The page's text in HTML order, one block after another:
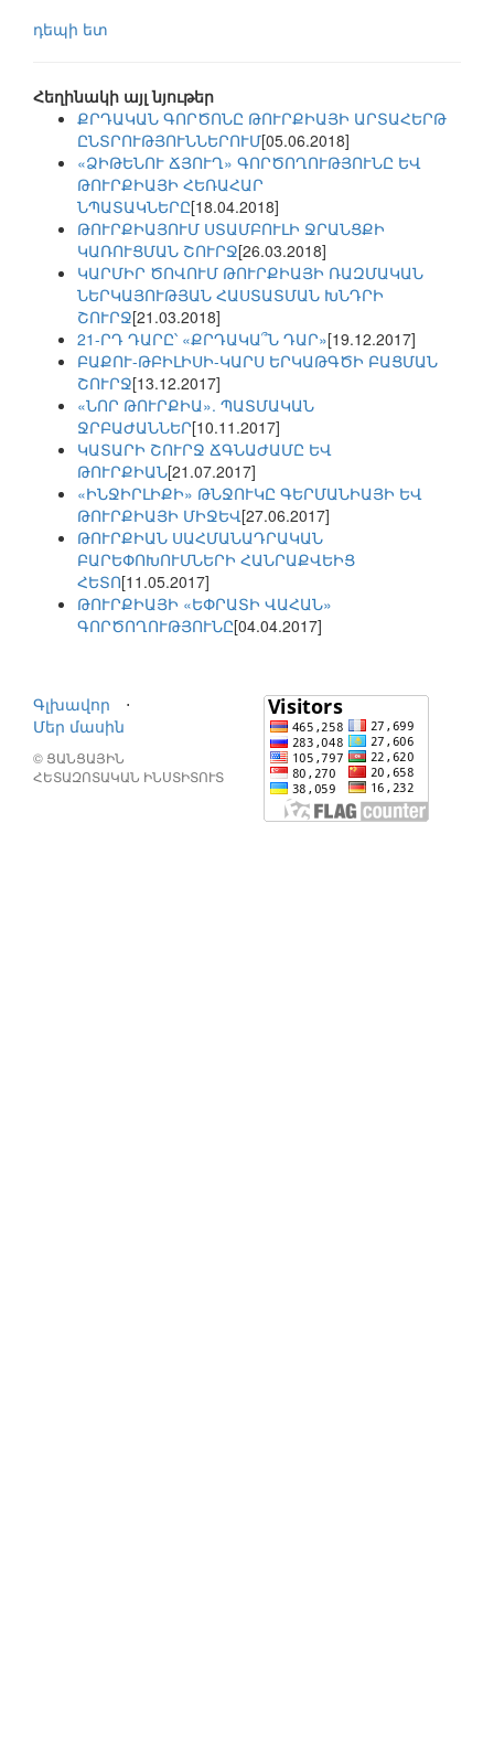
դեպի ետ
Հեղինակի այլ նյութեր
ՔՐԴԱԿԱՆ ԳՈՐԾՈՆԸ ԹՈՒՐՔԻԱՅԻ ԱՐՏԱՀԵՐԹ
ԸՆՏՐՈՒԹՅՈՒՆՆԵՐՈՒՄ[05.06.2018]
«ՁԻԹԵՆՈՒ ՃՅՈՒՂ» ԳՈՐԾՈՂՈՒԹՅՈՒՆԸ ԵՎ
ԹՈՒՐՔԻԱՅԻ ՀԵՌԱՀԱՐ
ՆՊԱՏԱԿՆԵՐԸ[18.04.2018]
ԹՈՒՐՔԻԱՅՈՒՄ ՍՏԱՄԲՈՒԼԻ ՋՐԱՆՑՔԻ
ԿԱՌՈՒՑՄԱՆ ՇՈՒՐՋ[26.03.2018]
ԿԱՐՄԻՐ ԾՈՎՈՒՄ ԹՈՒՐՔԻԱՅԻ ՌԱԶՄԱԿԱՆ
ՆԵՐԿԱՅՈՒԹՅԱՆ ՀԱՍՏԱՏՄԱՆ ԽՆԴՐԻ
ՇՈՒՐՋ[21.03.2018]
21-ՐԴ ԴԱՐԸ՝ «ՔՐԴԱԿԱ՞Ն ԴԱՐ»[19.12.2017]
ԲԱՔՈՒ-ԹԲԻԼԻՍԻ-ԿԱՐՍ ԵՐԿԱԹԳԾԻ ԲԱՑՄԱՆ
ՇՈՒՐՋ[13.12.2017]
«ՆՈՐ ԹՈՒՐՔԻԱ». ՊԱՏՄԱԿԱՆ
ՋՐԲԱԺԱՆՆԵՐ[10.11.2017]
ԿԱՏԱՐԻ ՇՈՒՐՋ ՃԳՆԱԺԱՄԸ ԵՎ
ԹՈՒՐՔԻԱՆ[21.07.2017]
«ԻՆՋԻՐԼԻՔԻ» ԹՆՋՈՒԿԸ ԳԵՐՄԱՆԻԱՅԻ ԵՎ
ԹՈՒՐՔԻԱՅԻ ՄԻՋԵՎ[27.06.2017]
ԹՈՒՐՔԻԱՆ ՍԱՀՄԱՆԱԴՐԱԿԱՆ
ԲԱՐԵՓՈԽՈՒՄՆԵՐԻ ՀԱՆՐԱՔՎԵԻՑ
ՀԵՏՈ[11.05.2017]
ԹՈՒՐՔԻԱՅԻ «ԵՓՐԱՏԻ ՎԱՀԱՆ»
ԳՈՐԾՈՂՈՒԹՅՈՒՆԸ[04.04.2017]
Գլխավոր
⋅
Մեր մասին
© ՑԱՆՑԱՅԻՆ
ՀԵՏԱԶՈՏԱԿԱՆ ԻՆՍՏԻՏՈՒՏ